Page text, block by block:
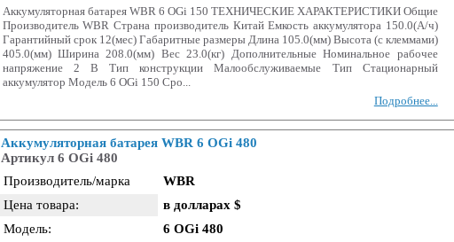
Аккумуляторная батарея WBR 6 OGi 150 ТЕХНИЧЕСКИЕ ХАРАКТЕРИСТИКИ Общие
Производитель WBR Страна производитель Китай Емкость аккумулятора 150.0(А/ч)
Гарантийный срок 12(мес) Габаритные размеры Длина 105.0(мм) Высота (с клеммами)
405.0(мм) Ширина 208.0(мм) Вес 23.0(кг) Дополнительные Номинальное рабочее
напряжение 2 В Тип конструкции Малообслуживаемые Тип Стационарный
аккумулятор Модель 6 OGi 150 Сро...
Подробнее...
Аккумуляторная батарея WBR 6 OGi 480
Артикул 6 OGi 480
Производитель/марка
WBR
Цена товара:
в долларах $
Модель:
6 OGi 480